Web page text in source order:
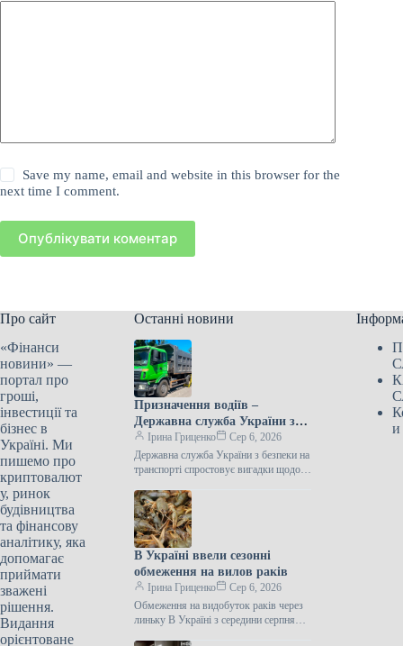
Save my name, email and website in this browser for the
next time I comment.
Опублікувати коментар
Про сайт
«Фінанси
новини» —
портал про
гроші,
інвестиції та
бізнес в
Україні. Ми
пишемо про
криптовалют
у, ринок
будівництва
та фінансову
аналітику, яка
допомагає
приймати
зважені
рішення.
Видання
орієнтоване
Останні новини
Призначення водіїв –
Державна служба України з
безпеки на транспорті
виступила з важливим
повідомленням
Ірина Гриценко
Сер 6, 2026
Державна служба України з безпеки на
транспорті спростовує вигадки щодо
з безпеки на транспорті заявила, що…
В Україні ввели сезонні
обмеження на вилов раків
Ірина Гриценко
Сер 6, 2026
Обмеження на видобуток раків через
линьку В Україні з середини серпня
и